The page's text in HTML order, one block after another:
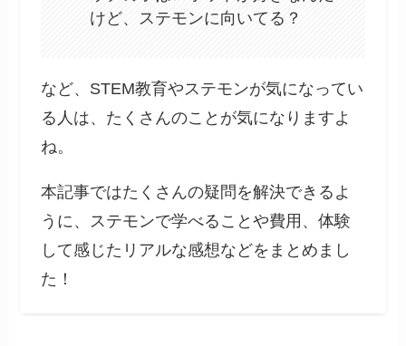
けど、ステモンに向いてる？
など、STEM教育やステモンが気になってい
る人は、たくさんのことが気になりますよ
ね。
本記事ではたくさんの疑問を解決できるよ
うに、ステモンで学べることや費用、体験
して感じたリアルな感想などをまとめまし
た！